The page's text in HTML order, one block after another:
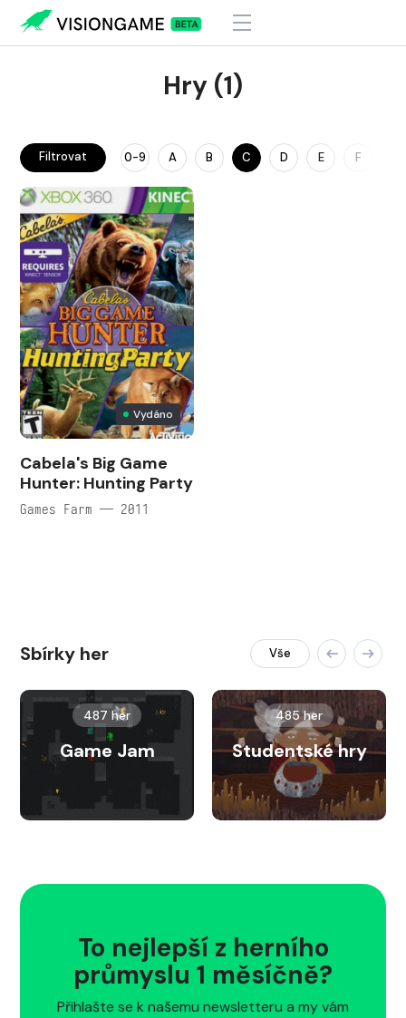
Hry (1)
Filtrovat 0-9 A B C D E F
Vydáno
Cabela's Big Game
Hunter: Hunting Party
Games Farm — 2011
Sbírky her Vše
487 her
Game Jam
485 her
Studentské hry
To nejlepší z herního
průmyslu 1 měsíčně?
Přihlašte se k našemu newsletteru a my vám